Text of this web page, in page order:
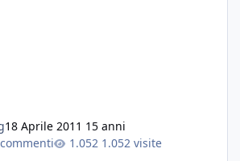
18 Aprile 2011 15 anni
1.052 visite